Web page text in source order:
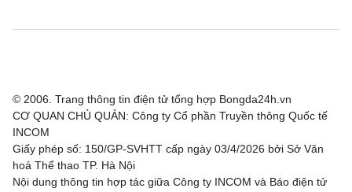
© 2006. Trang thông tin điện tử tổng hợp Bongda24h.vn
CƠ QUAN CHỦ QUẢN: Công ty Cổ phần Truyền thông Quốc tế
INCOM
Giấy phép số: 150/GP-SVHTT cấp ngày 03/4/2026 bởi Sở Văn
hoá Thể thao TP. Hà Nội
Nội dung thông tin hợp tác giữa Công ty INCOM và Báo điện tử